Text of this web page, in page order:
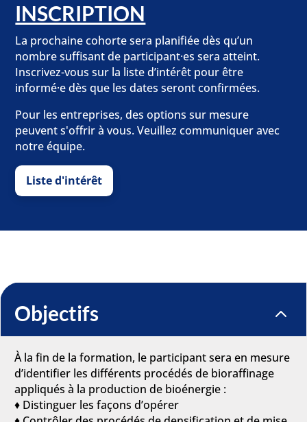
INSCRIPTION
La prochaine cohorte sera planifiée dès qu’un
nombre suffisant de participant·es sera atteint.
Inscrivez-vous sur la liste d’intérêt pour être
informé·e dès que les dates seront confirmées.
Pour les entreprises, des options sur mesure
peuvent s'offrir à vous. Veuillez communiquer avec
notre équipe.
Liste d'intérêt
Objectifs 2
À la fin de la formation, le participant sera en mesure
d’identifier les différents procédés de bioraffinage
appliqués à la production de bioénergie :
♦ Distinguer les façons d’opérer